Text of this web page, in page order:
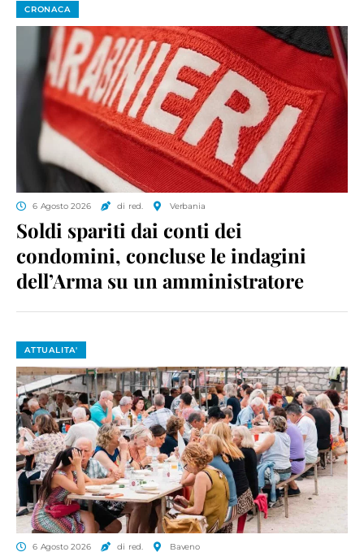
CRONACA
6 Agosto 2026 di red. Verbania
Soldi spariti dai conti dei
condomini, concluse le indagini
dell’Arma su un amministratore
ATTUALITA'
6 Agosto 2026 di red. Baveno